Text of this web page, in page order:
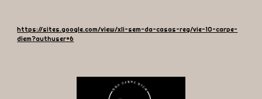
https://sites.google.com/view/xli-sem-da-casas-reg/vie-10-carpe-
diem?authuser=6